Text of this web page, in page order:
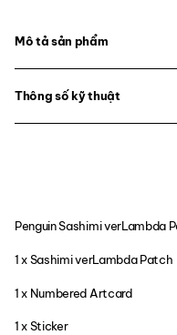
Mô tả sản phẩm
Thông số kỹ thuật
Penguin Sashimi verLambda
1 x Sashimi verLambda Patch
1 x Numbered Artcard
1 x Sticker